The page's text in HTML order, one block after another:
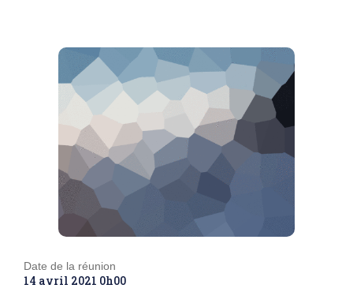
Date de la réunion
14 avril 2021 0h00